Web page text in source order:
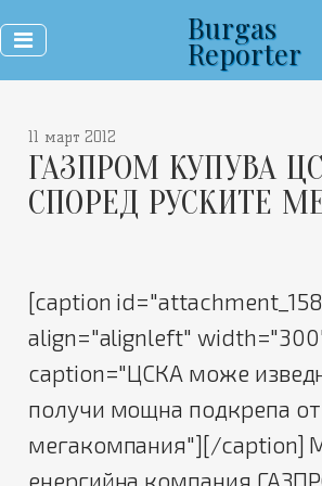
Burgas
Reporter
11 март 2012
ГАЗПРОМ КУПУВА
СПОРЕД РУСКИТЕ
[caption
align="alignleft"
caption="ЦСКА може
получи мощна подкрепа от
мегакомпания"][/caption]
енергийна компания